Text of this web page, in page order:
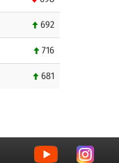
692
716
681